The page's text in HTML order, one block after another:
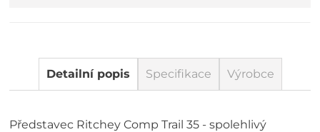
Detailní popis Specifikace Výrobce
Představec Ritchey Comp Trail 35 - spolehlivý